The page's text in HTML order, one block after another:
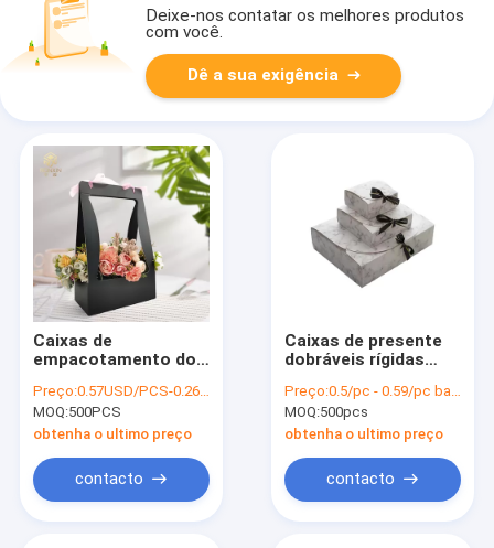
Deixe-nos contatar os melhores produtos
com você.
Dê a sua exigência
Caixas de
empacotamento do
preto, caixa de
cartão do ramalhete
elegante
Preço:0.57USD/PCS-0.26USD/PCS
MOQ:500PCS
obtenha o ultimo preço
contacto
Caixas de presente
dobráveis rígidas
boa vinda do OEM de
cartão do bloco liso
Preço:0.5/pc - 0.59/pc based on different qty and printing
MOQ:500pcs
obtenha o ultimo preço
contacto